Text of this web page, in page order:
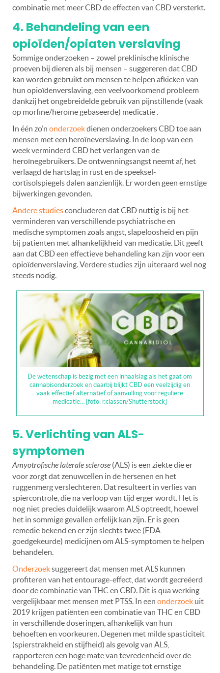
combinatie met meer CBD de effecten van CBD versterkt.
4. Behandeling van een
opioïden/opiaten verslaving
Sommige onderzoeken – zowel preklinische klinische
proeven bij dieren als bij mensen – suggereren dat CBD
kan worden gebruikt om mensen te helpen afkicken van
hun opioïdenverslaving, een veelvoorkomend probleem
dankzij het ongebreidelde gebruik van pijnstillende (vaak
op morfine/heroïne gebaseerde) medicatie .
In één zo’n onderzoekdienen onderzoekers CBD toe aan
mensen met een heroïneverslaving. In de loop van een
week verminderd CBD het verlangen van de
heroïnegebruikers. De ontwenningsangst neemt af, het
verlaagd de hartslag in rust en de speeksel-
cortisolspiegels dalen aanzienlijk. Er worden geen ernstige
bijwerkingen gevonden.
Andere studiesconcluderen dat CBD nuttig is bij het
verminderen van verschillende psychiatrische en
medische symptomen zoals angst, slapeloosheid en pijn
bij patiënten met afhankelijkheid van medicatie. Dit geeft
aan dat CBD een effectieve behandeling kan zijn voor een
opioïdenverslaving. Verdere studies zijn uiteraard wel nog
steeds nodig.
De wetenschap is bezig met een inhaalslag als het gaat om
cannabisonderzoek en daarbij blijkt CBD een veelzijdig en
vaak effectief alternatief of aanvulling voor reguliere
medicatie… [foto: r.classen/Shutterstock]
5. Verlichting van ALS-
symptomen
Amyotrofische laterale sclerose (ALS) is een ziekte die er
voor zorgt dat zenuwcellen in de hersenen en het
ruggenmerg verslechteren. Dat resulteert in verlies van
spiercontrole, die na verloop van tijd erger wordt. Het is
nog niet precies duidelijk waarom ALS optreedt, hoewel
het in sommige gevallen erfelijk kan zijn. Er is geen
remedie bekend en er zijn slechts twee (FDA
goedgekeurde) medicijnen om ALS-symptomen te helpen
behandelen.
Onderzoeksuggereert dat mensen met ALS kunnen
profiteren van het entourage-effect, dat wordt gecreëerd
door de combinatie van THC en CBD. Dit is qua werking
vergelijkbaar met mensen met PTSS. In een onderzoek uit
2019 krijgen patiënten een combinatie van THC en CBD
in verschillende doseringen, afhankelijk van hun
behoeften en voorkeuren. Degenen met milde spasticiteit
(spierstrakheid en stijfheid) als gevolg van ALS,
rapporteren een hoge mate van tevredenheid over de
behandeling. De patiënten met matige tot ernstige